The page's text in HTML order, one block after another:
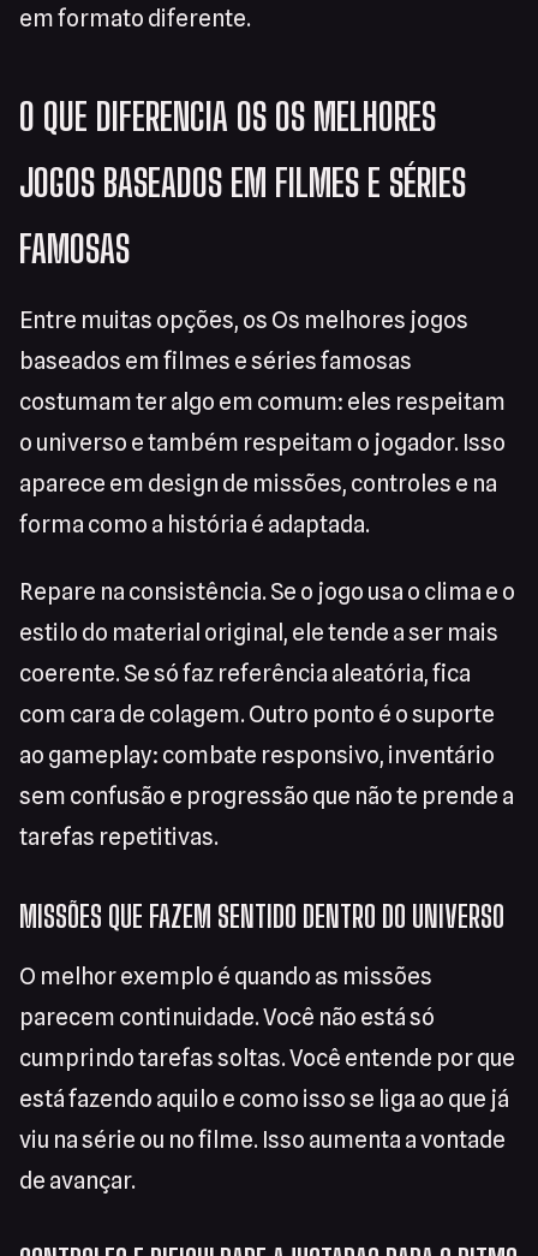
em formato diferente.
O QUE DIFERENCIA OS OS MELHORES
JOGOS BASEADOS EM FILMES E SÉRIES
FAMOSAS
Entre muitas opções, os Os melhores jogos
baseados em filmes e séries famosas
costumam ter algo em comum: eles respeitam
o universo e também respeitam o jogador. Isso
aparece em design de missões, controles e na
forma como a história é adaptada.
Repare na consistência. Se o jogo usa o clima e o
estilo do material original, ele tende a ser mais
coerente. Se só faz referência aleatória, fica
com cara de colagem. Outro ponto é o suporte
ao gameplay: combate responsivo, inventário
sem confusão e progressão que não te prende a
tarefas repetitivas.
MISSÕES QUE FAZEM SENTIDO DENTRO DO UNIVERSO
O melhor exemplo é quando as missões
parecem continuidade. Você não está só
cumprindo tarefas soltas. Você entende por que
está fazendo aquilo e como isso se liga ao que já
viu na série ou no filme. Isso aumenta a vontade
de avançar.